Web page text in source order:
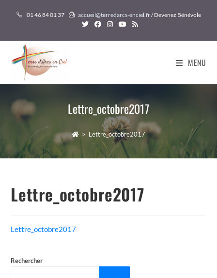
01 46 84 01 37 accueil@terredarcs-enciel.fr/ Devenez Bénévole
MENU
Lettre_octobre2017
> Lettre_octobre2017
Lettre_octobre2017
Lettre_octobre2017
Rechercher